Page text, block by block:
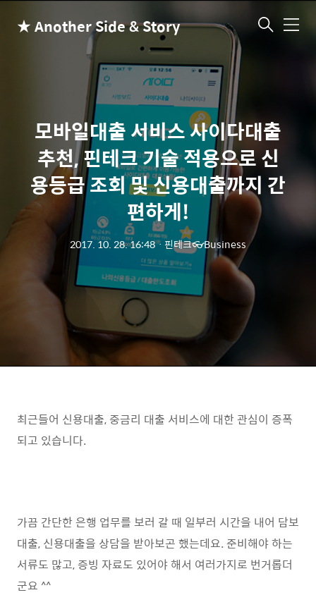
★ Another Side & Story 메
모바일대출 서비스 사이다대출
추천, 핀테크 기술 적용으로 신
용등급 조회 및 신용대출까지 간
편하게!
2017. 10. 28. 16:48ㆍ 핀테크👓Business
최근들어 신용대출, 중금리 대출 서비스에 대한 관심이 증폭
되고 있습니다.
가끔 간단한 은행 업무를 보러 갈 때 일부러 시간을 내어 담보
대출, 신용대출을 상담을 받아보곤 했는데요. 준비해야 하는
서류도 많고, 증빙 자료도 있어야 해서 여러가지로 번거롭더
군요 ^^